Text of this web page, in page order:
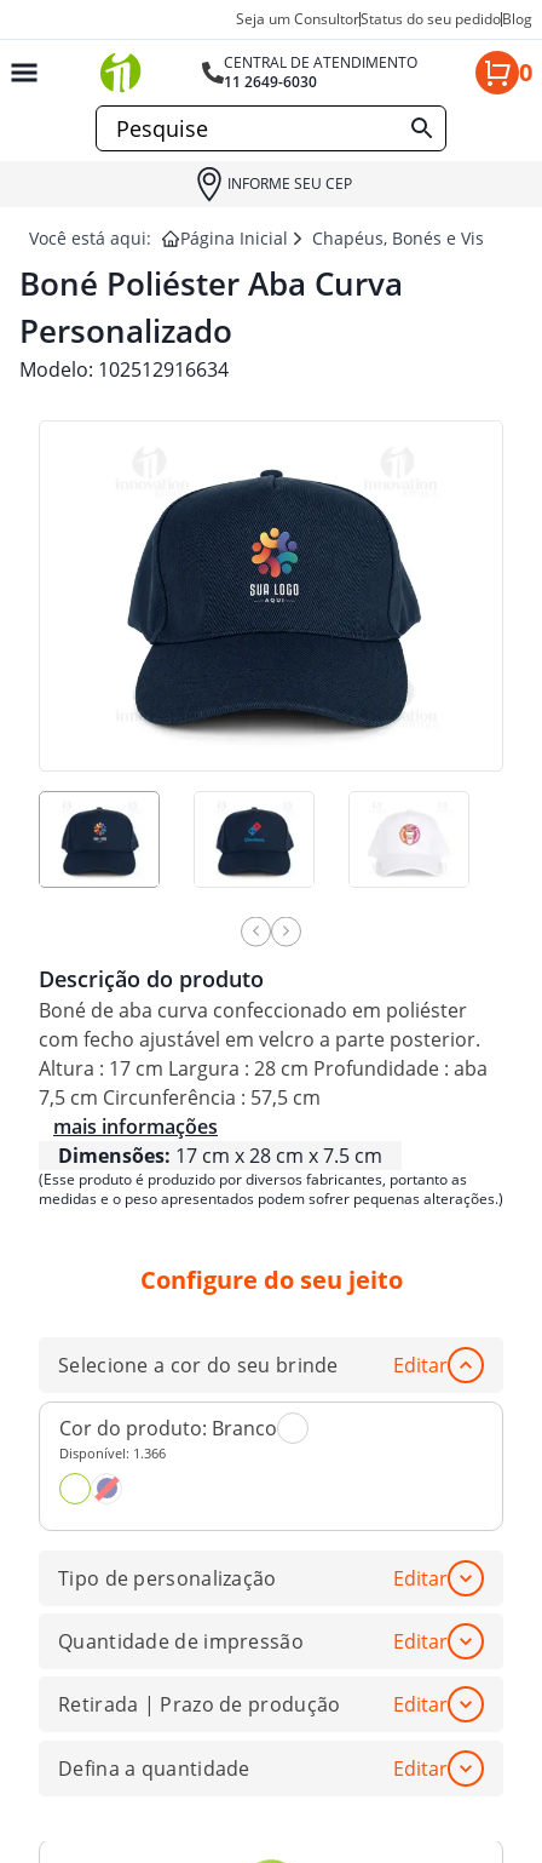
Seja um ConsultorStatus do seu pedidoBlog
CENTRAL DE ATENDIMENTO
11 2649-6030
0
INFORME SEU CEP
Você está aqui: Página Inicial Chapéus, Bonés e Viseiras
Boné Poliéster Aba Curva
Personalizado
Modelo: 102512916634
Descrição do produto
Boné de aba curva confeccionado em poliéster
com fecho ajustável em velcro a parte posterior.
Altura : 17 cm Largura : 28 cm Profundidade : aba
7,5 cm Circunferência : 57,5 cm
mais informações
Dimensões: 17 cm x 28 cm x 7.5 cm
(Esse produto é produzido por diversos fabricantes, portanto as
medidas e o peso apresentados podem sofrer pequenas alterações.)
Configure do seu jeito
Selecione a cor do seu brinde Editar
Cor do produto: Branco
Disponível: 1.366
Tipo de personalização Editar
Quantidade de impressão Editar
Retirada | Prazo de produção Editar
Defina a quantidade Editar